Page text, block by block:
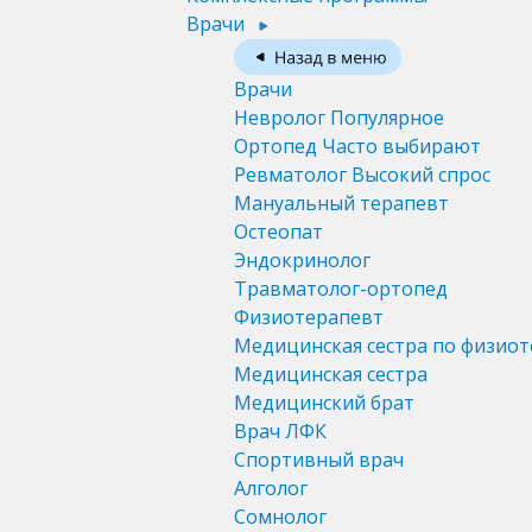
Врачи
Врачи
Невролог Популярное
Ортопед Часто выбирают
Ревматолог Высокий спрос
Мануальный терапевт
Остеопат
Эндокринолог
Травматолог-ортопед
Физиотерапевт
Медицинская сестра по
Медицинская сестра
Медицинский брат
Врач ЛФК
Спортивный врач
Алголог
Сомнолог